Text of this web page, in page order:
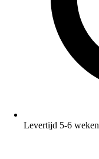
Levertijd 5-6 weken